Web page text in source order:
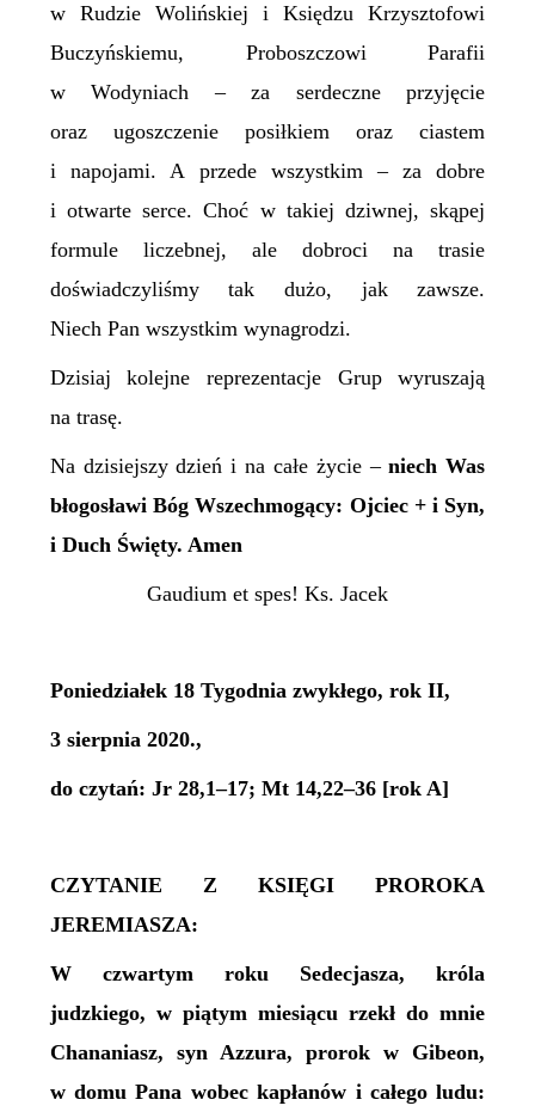
w Rudzie Wolińskiej i Księdzu Krzysztofowi
Buczyńskiemu, Proboszczowi Parafii
w Wodyniach – za serdeczne przyjęcie
oraz ugoszczenie posiłkiem oraz ciastem
i napojami. A przede wszystkim – za dobre
i otwarte serce. Choć w takiej dziwnej, skąpej
formule liczebnej, ale dobroci na trasie
doświadczyliśmy tak dużo, jak zawsze.
Niech Pan wszystkim wynagrodzi.
Dzisiaj kolejne reprezentacje Grup wyruszają
na trasę.
Na dzisiejszy dzień i na całe życie –niech Was
błogosławi Bóg Wszechmogący: Ojciec + i Syn,
i Duch Święty. Amen
Gaudium et spes! Ks. Jacek
Poniedziałek 18 Tygodnia zwykłego, rok II,
3 sierpnia 2020.,
do czytań: Jr 28,1–17; Mt 14,22–36 [rok A]
CZYTANIE Z KSIĘGI PROROKA
JEREMIASZA:
W czwartym roku Sedecjasza, króla
judzkiego, w piątym miesiącu rzekł do mnie
Chananiasz, syn Azzura, prorok w Gibeon,
w domu Pana wobec kapłanów i całego ludu: